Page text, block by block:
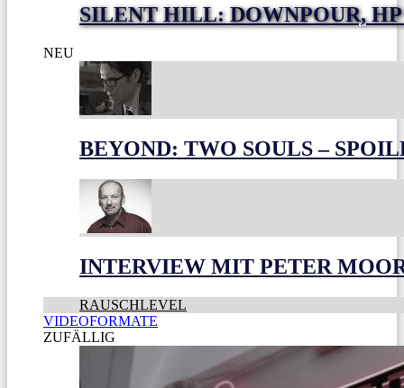
SILENT HILL: DOWNPOUR,
NEU
BEYOND: TWO SOULS –
INTERVIEW MIT PETER
RAUSCHLEVEL
VIDEOFORMATE
ZUFÄLLIG